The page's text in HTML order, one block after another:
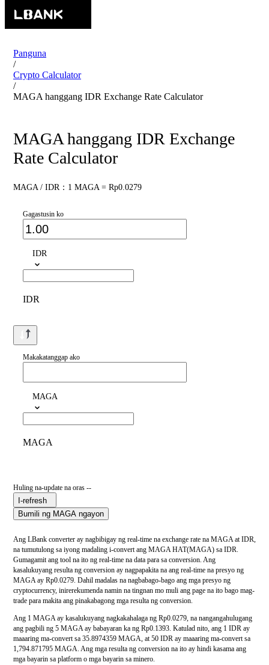
Panguna
/
Crypto Calculator
/
MAGA hanggang IDR Exchange Rate Calculator
MAGA hanggang IDR Exchange
Rate Calculator
MAGA / IDR：1 MAGA = Rp0.0279
Gagastusin ko
IDR
IDR
Makakatanggap ako
MAGA
MAGA
Huling na-update na oras --
I-refresh
Bumili ng MAGA ngayon
Ang LBank converter ay nagbibigay ng real-time na exchange rate na MAGA at IDR,
na tumutulong sa iyong madaling i-convert ang MAGA HAT(MAGA) sa IDR.
Gumagamit ang tool na ito ng real-time na data para sa conversion. Ang
kasalukuyang resulta ng conversion ay nagpapakita na ang real-time na presyo ng
MAGA ay Rp0.0279. Dahil madalas na nagbabago-bago ang mga presyo ng
cryptocurrency, inirerekumenda namin na tingnan mo muli ang page na ito bago mag-
trade para makita ang pinakabagong mga resulta ng conversion.
Ang 1 MAGA ay kasalukuyang nagkakahalaga ng Rp0.0279, na nangangahulugang
ang pagbili ng 5 MAGA ay babayaran ka ng Rp0.1393. Katulad nito, ang 1 IDR ay
maaaring ma-convert sa 35.8974359 MAGA, at 50 IDR ay maaaring ma-convert sa
1,794.871795 MAGA. Ang mga resulta ng conversion na ito ay hindi kasama ang
mga bayarin sa platform o mga bayarin sa minero.